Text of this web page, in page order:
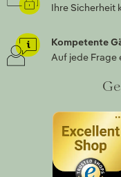
Ihre Sicherheit
Kompetente
Auf jede Frage